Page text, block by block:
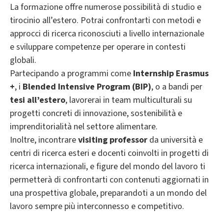
La formazione offre numerose possibilità di studio e
tirocinio all’estero. Potrai confrontarti con metodi e
approcci di ricerca riconosciuti a livello internazionale
e sviluppare competenze per operare in contesti
globali.
Partecipando a programmi come Internship Erasmus
+, i Blended Intensive Program (BIP), o a bandi per
tesi all’estero, lavorerai in team multiculturali su
progetti concreti di innovazione, sostenibilità e
imprenditorialità nel settore alimentare.
Inoltre, incontrarevisiting professor da università e
centri di ricerca esteri e docenti coinvolti in progetti di
ricerca internazionali, e figure del mondo del lavoro ti
permetterà di confrontarti con contenuti aggiornati in
una prospettiva globale, preparandoti a un mondo del
lavoro sempre più interconnesso e competitivo.